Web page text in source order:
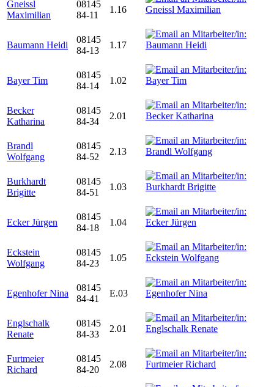
Gneissl
Maximilian
08145
84-11
1.16
Baumann Heidi
08145
84-13
1.17
Bayer Tim
08145
84-14
1.02
Becker
Katharina
08145
84-34
2.01
Brandl
Wolfgang
08145
84-52
2.13
Burkhardt
Brigitte
08145
84-51
1.03
Ecker Jürgen
08145
84-18
1.04
Eckstein
Wolfgang
08145
84-23
1.05
Egenhofer Nina
08145
84-41
E.03
Englschalk
Renate
08145
84-33
2.01
Furtmeier
Richard
08145
84-20
2.08